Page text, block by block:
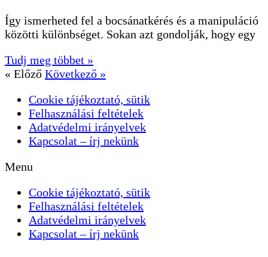
Így ismerheted fel a bocsánatkérés és a manipuláció
közötti különbséget. Sokan azt gondolják, hogy egy
Tudj meg többet »
« Előző Következő »
Cookie tájékoztató, sütik
Felhasználási feltételek
Adatvédelmi irányelvek
Kapcsolat – írj nekünk
Menu
Cookie tájékoztató, sütik
Felhasználási feltételek
Adatvédelmi irányelvek
Kapcsolat – írj nekünk